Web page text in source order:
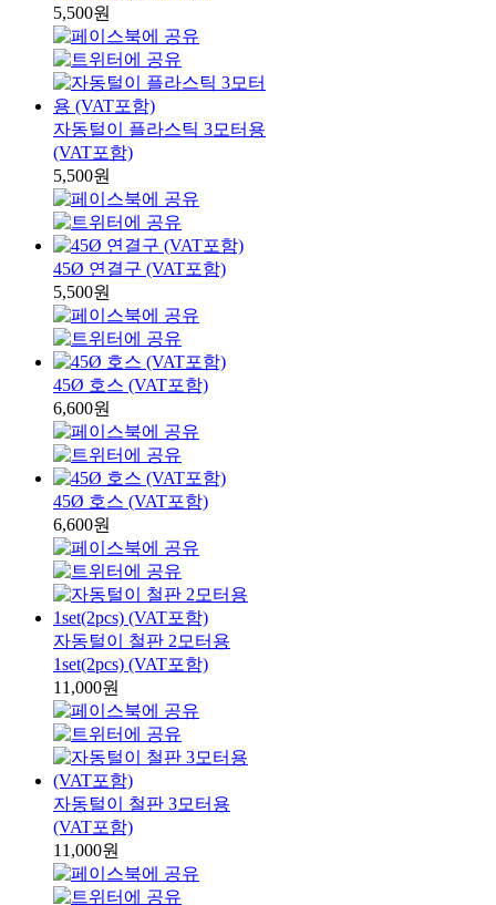
5,500원
자동털이 플라스틱 3모터용
(VAT포함)
5,500원
45Ø 연결구 (VAT포함)
5,500원
45Ø 호스 (VAT포함)
6,600원
45Ø 호스 (VAT포함)
6,600원
자동털이 철판 2모터용
1set(2pcs) (VAT포함)
11,000원
자동털이 철판 3모터용
(VAT포함)
11,000원